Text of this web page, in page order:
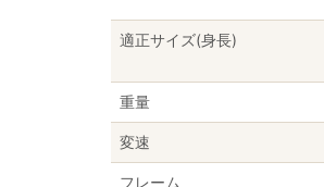
適正サイズ(身長)
重量
変速
フレーム